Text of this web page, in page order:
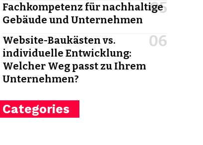
Fachkompetenz für nachhaltige
Gebäude und Unternehmen
Website-Baukästen vs.
individuelle Entwicklung:
Welcher Weg passt zu Ihrem
Unternehmen?
Categories